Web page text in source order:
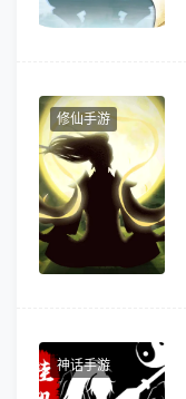
修仙手游
神话手游